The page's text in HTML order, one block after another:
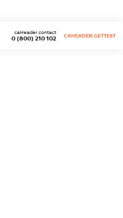
0 (800) 210 102
caHeader.contact
CAHEADER.GETTEST